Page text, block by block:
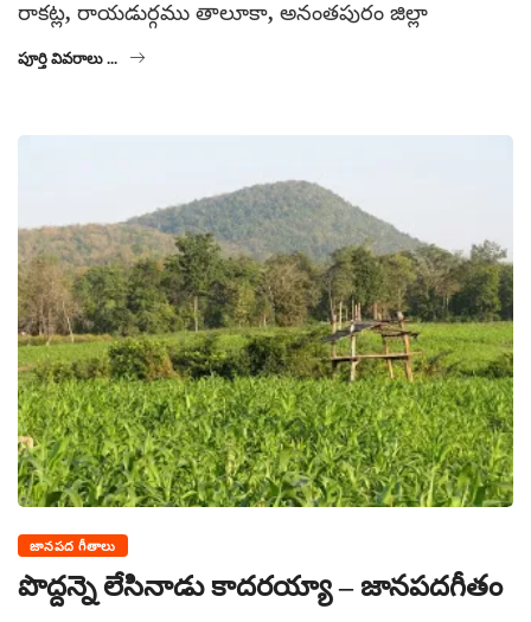
రాకట్ల, రాయడుర్గము తాలూకా, అనంతపురం జిల్లా
పూర్తి వివరాలు ...
జానపద గీతాలు
పొద్దన్నె లేసినాడు కాదరయ్యా – జానపదగీతం